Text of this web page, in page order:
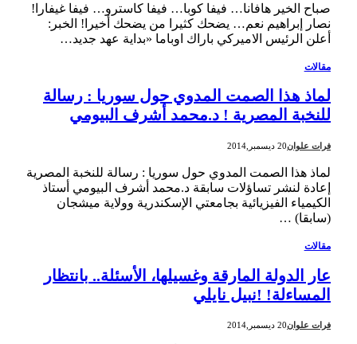
صباح الخير هافانا… فيفا كوبا… فيفا كاسترو… فيفا غيفارا!
نصار إبراهيم نعم… يضحك كثيرا من يضحك أخيرا! الخبر:
أعلن الرئيس الاميركي باراك اوباما «بداية عهد جديد…
مقالات
لماذ هذا الصمت المدوي حول سوريا : رسالة
للنخبة المصرية ! د.محمد أشرف البيومي
فرات علوان20 ديسمبر,2014
لماذ هذا الصمت المدوي حول سوريا : رسالة للنخبة المصرية
إعادة لنشر تساؤلات سابقة د.محمد أشرف البيومي أستاذ
الكيمياء الفيزيائية بجامعتي الإسكندرية وولاية ميشجان
(سابقا) …
مقالات
عار الدولة المارقة وغسيلها، الأسئلة.. بانتظار
المساءلة! !نبيل نايلي
فرات علوان20 ديسمبر,2014